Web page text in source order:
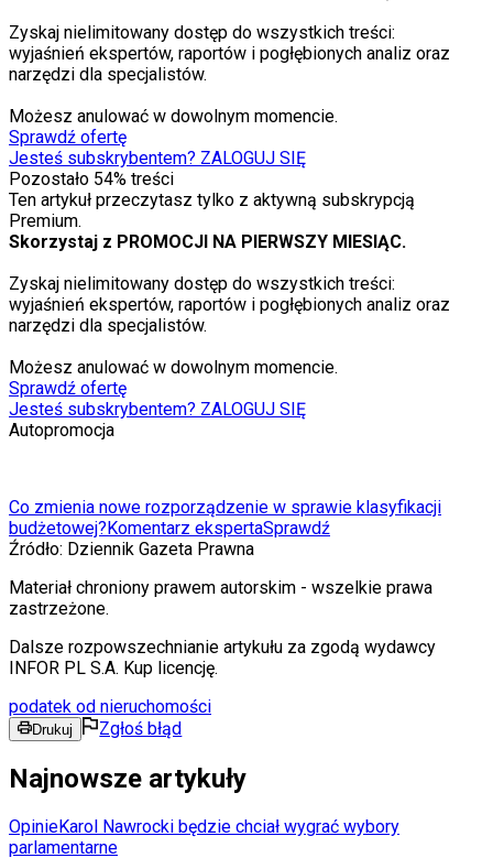
Zyskaj nielimitowany dostęp do wszystkich treści:
wyjaśnień ekspertów, raportów i pogłębionych analiz oraz
narzędzi dla specjalistów.
Możesz anulować w dowolnym momencie.
Sprawdź ofertę
Jesteś subskrybentem? ZALOGUJ SIĘ
Pozostało 54% treści
Ten artykuł przeczytasz tylko z aktywną subskrypcją
Premium.
Skorzystaj z PROMOCJI NA PIERWSZY MIESIĄC.
Zyskaj nielimitowany dostęp do wszystkich treści:
wyjaśnień ekspertów, raportów i pogłębionych analiz oraz
narzędzi dla specjalistów.
Możesz anulować w dowolnym momencie.
Sprawdź ofertę
Jesteś subskrybentem? ZALOGUJ SIĘ
Autopromocja
Co zmienia nowe rozporządzenie w sprawie klasyfikacji
budżetowej?Komentarz ekspertaSprawdź
Źródło: Dziennik Gazeta Prawna
Materiał chroniony prawem autorskim - wszelkie prawa
zastrzeżone.
Dalsze rozpowszechnianie artykułu za zgodą wydawcy
INFOR PL S.A. Kup licencję.
podatek od nieruchomości
Drukuj Zgłoś błąd
Najnowsze artykuły
OpinieKarol Nawrocki będzie chciał wygrać wybory
parlamentarne